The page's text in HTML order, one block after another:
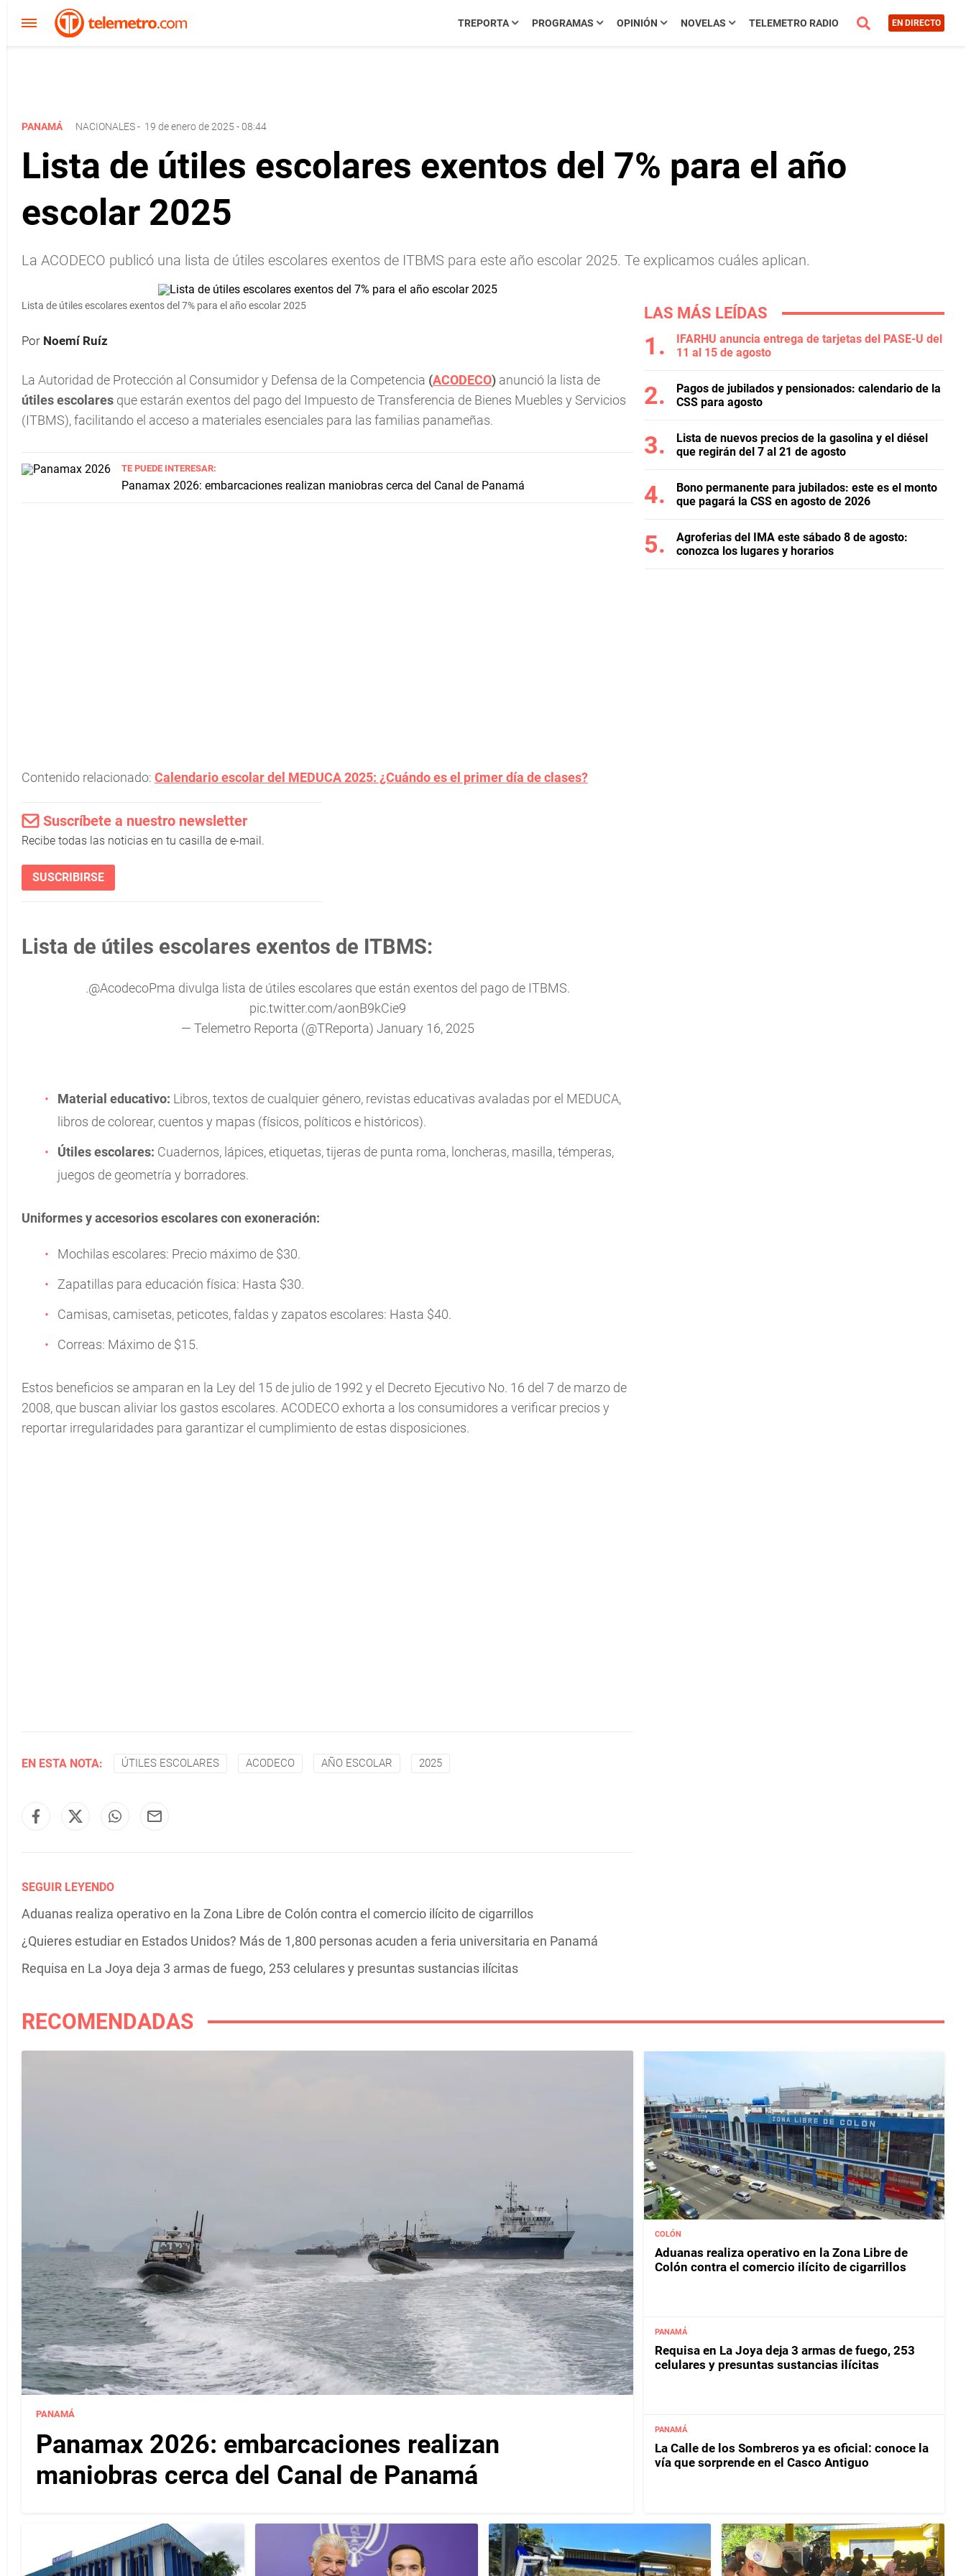
TREPORTA PROGRAMAS OPINIÓN NOVELAS TELEMETRO RADIO EN DIRECTO
PANAMÁ NACIONALES- 19 de enero de 2025 - 08:44
Lista de útiles escolares exentos del 7% para el año
escolar 2025
La ACODECO publicó una lista de útiles escolares exentos de ITBMS para este año escolar 2025. Te explicamos cuáles aplican.
Lista de útiles escolares exentos del 7% para el año escolar 2025
Por Noemí Ruíz
La Autoridad de Protección al Consumidor y Defensa de la Competencia (ACODECO) anunció la lista de
útiles escolares que estarán exentos del pago del Impuesto de Transferencia de Bienes Muebles y Servicios
(ITBMS), facilitando el acceso a materiales esenciales para las familias panameñas.
TE PUEDE INTERESAR:
Panamax 2026: embarcaciones realizan maniobras cerca del Canal de Panamá
Contenido relacionado: Calendario escolar del MEDUCA 2025: ¿Cuándo es el primer día de clases?
Suscríbete a nuestro newsletter
Recibe todas las noticias en tu casilla de e-mail.
SUSCRIBIRSE
Lista de útiles escolares exentos de ITBMS:
.@AcodecoPma divulga lista de útiles escolares que están exentos del pago de ITBMS.
pic.twitter.com/aonB9kCie9
— Telemetro Reporta (@TReporta) January 16, 2025
Material educativo: Libros, textos de cualquier género, revistas educativas avaladas por el MEDUCA,
libros de colorear, cuentos y mapas (físicos, políticos e históricos).
Útiles escolares: Cuadernos, lápices, etiquetas, tijeras de punta roma, loncheras, masilla, témperas,
juegos de geometría y borradores.
Uniformes y accesorios escolares con exoneración:
Mochilas escolares: Precio máximo de $30.
Zapatillas para educación física: Hasta $30.
Camisas, camisetas, peticotes, faldas y zapatos escolares: Hasta $40.
Correas: Máximo de $15.
Estos beneficios se amparan en la Ley del 15 de julio de 1992 y el Decreto Ejecutivo No. 16 del 7 de marzo de
2008, que buscan aliviar los gastos escolares. ACODECO exhorta a los consumidores a verificar precios y
reportar irregularidades para garantizar el cumplimiento de estas disposiciones.
EN ESTA NOTA: ÚTILES ESCOLARES ACODECO AÑO ESCOLAR 2025
SEGUIR LEYENDO
Aduanas realiza operativo en la Zona Libre de Colón contra el comercio ilícito de cigarrillos
¿Quieres estudiar en Estados Unidos? Más de 1,800 personas acuden a feria universitaria en Panamá
Requisa en La Joya deja 3 armas de fuego, 253 celulares y presuntas sustancias ilícitas
LAS MÁS LEÍDAS
IFARHU anuncia entrega de tarjetas del PASE-U del
11 al 15 de agosto
Pagos de jubilados y pensionados: calendario de la
CSS para agosto
Lista de nuevos precios de la gasolina y el diésel
que regirán del 7 al 21 de agosto
Bono permanente para jubilados: este es el monto
que pagará la CSS en agosto de 2026
Agroferias del IMA este sábado 8 de agosto:
conozca los lugares y horarios
RECOMENDADAS
PANAMÁ
Panamax 2026: embarcaciones realizan
maniobras cerca del Canal de Panamá
COLÓN
Aduanas realiza operativo en la Zona Libre de
Colón contra el comercio ilícito de cigarrillos
PANAMÁ
Requisa en La Joya deja 3 armas de fuego, 253
celulares y presuntas sustancias ilícitas
PANAMÁ
La Calle de los Sombreros ya es oficial: conoce la
vía que sorprende en el Casco Antiguo